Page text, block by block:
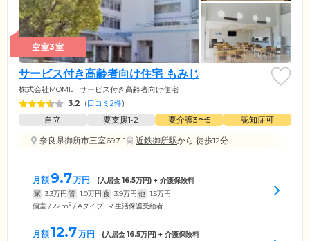
空室3室
サービス付き高齢者向け住宅 もみじ
株式会社MOMIJI サービス付き高齢者向け住宅
3.2 (口コミ2件)
自立 要支援1•2 要介護3〜5
認知症可
奈良県御所市三室697-1
近鉄御所駅から 徒歩12分
月額 9.7万円 (入居金16.5万円) + 介護保険料
家 3.3万円 管 1.0万円 食 3.9万円 他 1.5万円
個室 / 22m2 / Aタイプ 1R 生活保護受給者
月額12.7万円 (入居金16.5万円) + 介護保険料